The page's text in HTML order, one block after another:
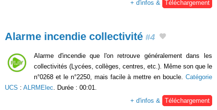
+ d'infos &
Téléchargement
Alarme incendie collectivité #4
Alarme d'incendie que l'on retrouve généralement dans les
collectivités (Lycées, collèges, centres, etc.). Même son que le
n°0268 et le n°2250, mais facile à mettre en boucle. Catégorie
UCS : ALRMElec. Durée : 00:01.
+ d'infos & Téléchargement